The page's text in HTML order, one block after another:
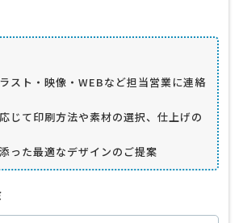
スト・映像・WEBなど担当営業に連絡
じて印刷方法や素材の選択、仕上げの
った最適なデザインのご提案